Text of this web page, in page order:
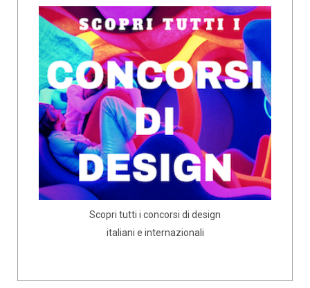
Scopri tutti i concorsi di design
italiani e internazionali